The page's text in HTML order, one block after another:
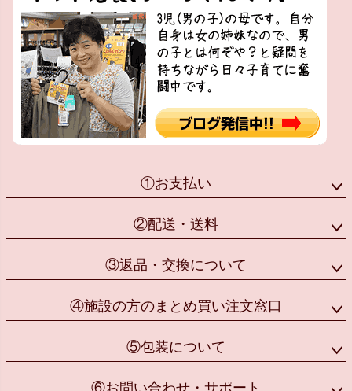
①お支払い
②配送・送料
③返品・交換について
④施設の方のまとめ買い注文窓口
⑤包装について